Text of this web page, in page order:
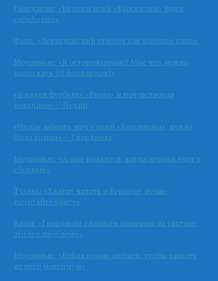
Гвардиола: «Игроки моей «Барселоны» были
«убийцами»
Флик: «Левандовский стареет как хорошее вино»
Моуринью: «Я осторожничаю? Мне что, нужно
выпускать 10 форвардов?»
«Я надел футболку «Реала» и почувствовал
неладное» — Педри
«Чтобы забрать мяч у моей «Барселоны», нужна
была армия» — Гвардиола
Моуринью: «А мне нравится, когда игроки едут в
сборные»
Тухель: «Хватит читать о Вернере, лучше
почитайте книгу»
Анри: «Гвардиола слишком помешан на тактике,
это его проблема»
Моуринью: «Бейла нужно любить, чтобы выжать
из него максимум»